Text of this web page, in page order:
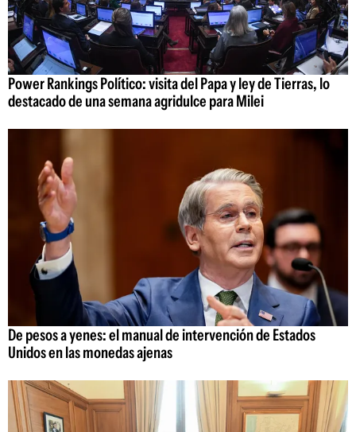
Power Rankings Político: visita del Papa y ley de Tierras, lo
destacado de una semana agridulce para Milei
De pesos a yenes: el manual de intervención de Estados
Unidos en las monedas ajenas